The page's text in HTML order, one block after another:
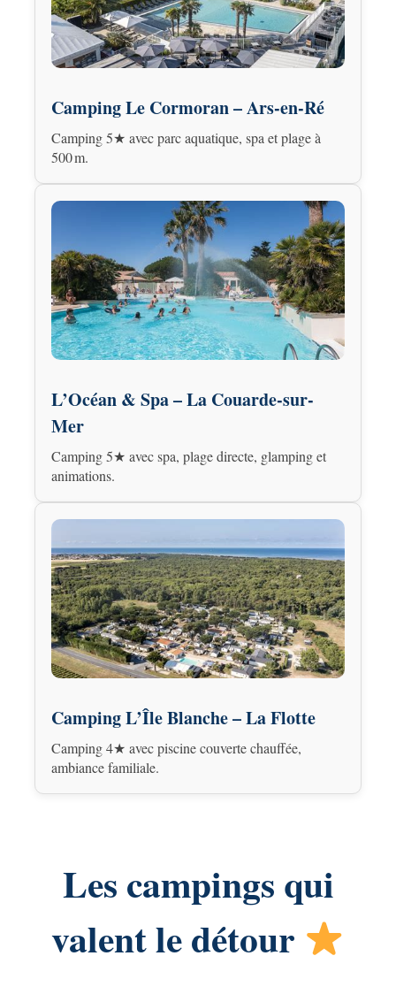
Camping Le Cormoran – Ars-en-Ré
Camping 5★ avec parc aquatique, spa et plage à
500 m.
L’Océan & Spa – La Couarde-sur-
Mer
Camping 5★ avec spa, plage directe, glamping et
animations.
Camping L’Île Blanche – La Flotte
Camping 4★ avec piscine couverte chauffée,
ambiance familiale.
Les campings qui
valent le détour